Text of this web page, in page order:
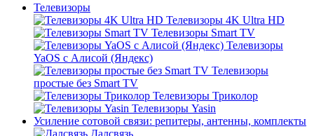
Телевизоры
Телевизоры 4K Ultra HD
Телевизоры Smart TV
Телевизоры
YaOS с Алисой (Яндекс)
Телевизоры
простые без Smart TV
Телевизоры Триколор
Телевизоры Yasin
Усиление сотовой связи: репитеры, антенны, комплекты
Далсвязь